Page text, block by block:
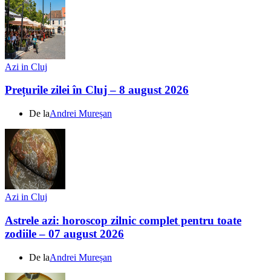
Azi in Cluj
Prețurile zilei în Cluj – 8 august 2026
De laAndrei Mureșan
Azi in Cluj
Astrele azi: horoscop zilnic complet pentru toate
zodiile – 07 august 2026
De laAndrei Mureșan